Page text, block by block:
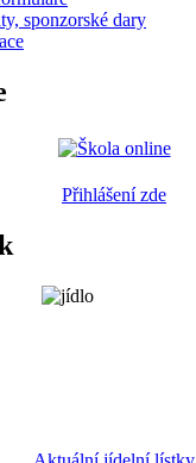
sponzorské dary
Přihlášení zde